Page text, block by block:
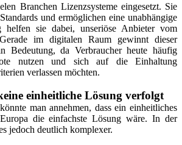
Branchen Lizenzsysteme eingesetzt. Sie
und ermöglichen eine unabhängige
helfen sie dabei, unseriöse Anbieter vom
im digitalen Raum gewinnt dieser
Bedeutung, da Verbraucher heute häufig
nutzen und sich auf die Einhaltung
verlassen möchten.
einheitliche Lösung verfolgt
man annehmen, dass ein einheitliches
die einfachste Lösung wäre. In der
jedoch deutlich komplexer.